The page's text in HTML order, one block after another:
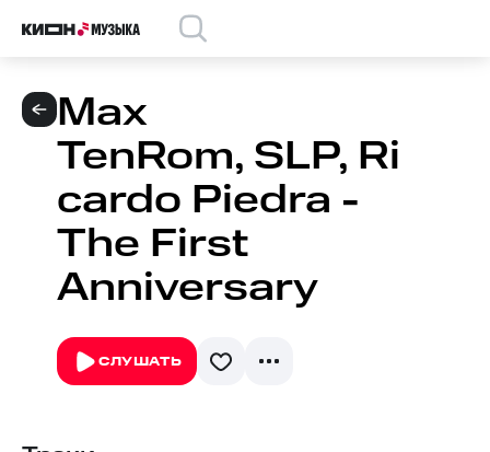
Max
TenRom, SLP, Ri
cardo Piedra -
The First
Anniversary
СЛУШАТЬ